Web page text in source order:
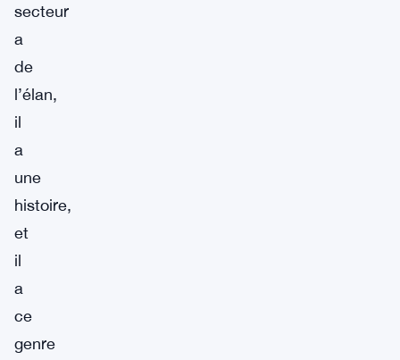
secteur
a
de
l’élan,
il
a
une
histoire,
et
il
a
ce
genre